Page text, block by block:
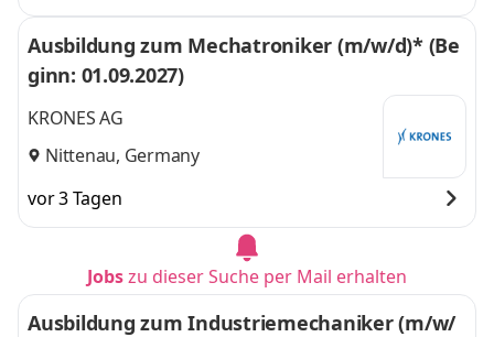
Ausbildung zum Mechatroniker (m/w/d)* (Be
ginn: 01.09.2027)
KRONES AG
Nittenau, Germany
vor 3 Tagen
Jobszu dieser Suche per Mail erhalten
Ausbildung zum Industriemechaniker (m/w/